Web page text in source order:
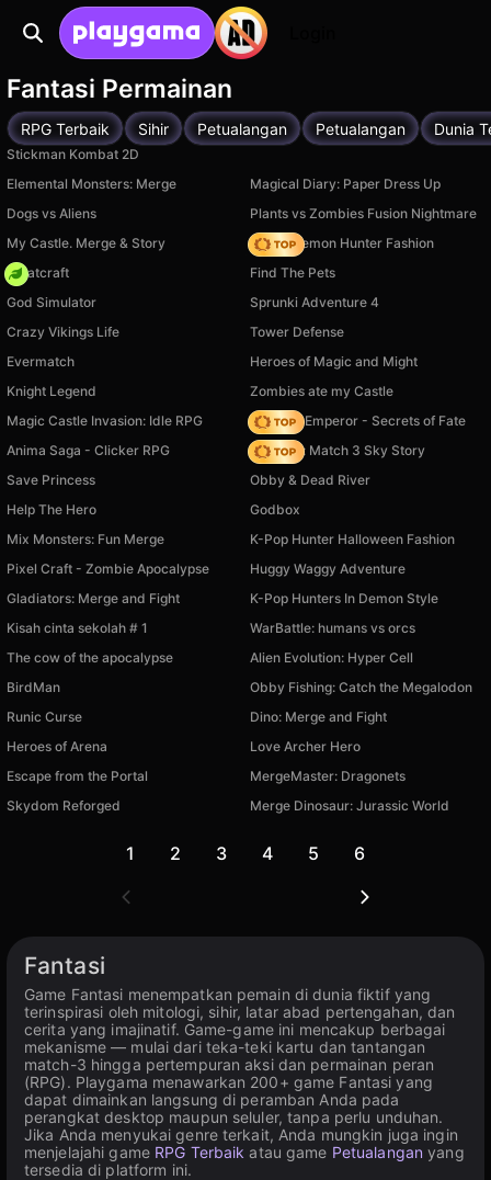
Fantasi Permainan
RPG Terbaik Sihir Petualangan Petualangan Dunia
Stickman Kombat 2D
Elemental Monsters: Merge
Magical Diary: Paper Dress Up
Dogs vs Aliens
Plants vs Zombies Fusion Nightmare
My Castle. Merge & Story
K-Pop Demon Hunter Fashion
Whatcraft
Find The Pets
God Simulator
Sprunki Adventure 4
Crazy Vikings Life
Tower Defense
Evermatch
Heroes of Magic and Might
Knight Legend
Zombies ate my Castle
Magic Castle Invasion: Idle RPG
Solitaire Emperor - Secrets of Fate
Anima Saga - Clicker RPG
Diamant: Match 3 Sky Story
Save Princess
Obby & Dead River
Help The Hero
Godbox
Mix Monsters: Fun Merge
K-Pop Hunter Halloween Fashion
Pixel Craft - Zombie Apocalypse
Huggy Waggy Adventure
Gladiators: Merge and Fight
K-Pop Hunters In Demon Style
Kisah cinta sekolah # 1
WarBattle: humans vs orcs
The cow of the apocalypse
Alien Evolution: Hyper Cell
BirdMan
Obby Fishing: Catch the Megalodon
Runic Curse
Dino: Merge and Fight
Heroes of Arena
Love Archer Hero
Escape from the Portal
MergeMaster: Dragonets
Skydom Reforged
Merge Dinosaur: Jurassic World
1 2 3 4 5 6
Fantasi
Game Fantasi menempatkan pemain di dunia fiktif yang
terinspirasi oleh mitologi, sihir, latar abad pertengahan, dan
cerita yang imajinatif. Game-game ini mencakup berbagai
mekanisme — mulai dari teka-teki kartu dan tantangan
match-3 hingga pertempuran aksi dan permainan peran
(RPG). Playgama menawarkan 200+ game Fantasi yang
dapat dimainkan langsung di peramban Anda pada
perangkat desktop maupun seluler, tanpa perlu unduhan.
Jika Anda menyukai genre terkait, Anda mungkin juga ingin
menjelajahi game RPG Terbaik atau game Petualangan yang
tersedia di platform ini.